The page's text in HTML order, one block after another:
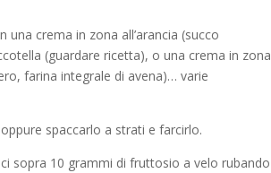
crema in zona all’arancia (succo
(guardare ricetta), o una crema in zona
farina integrale di avena)… varie
spaccarlo a strati e farcirlo.
sopra 10 grammi di fruttosio a velo rubando